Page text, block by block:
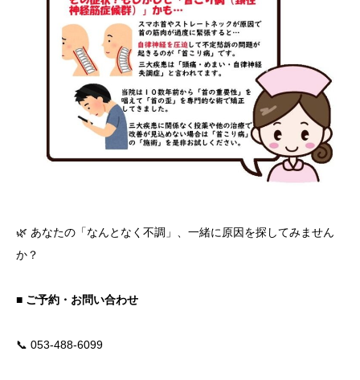
🌿 あなたの「なんとなく不調」、一緒に原因を探してみません
か？
■ ご予約・お問い合わせ
📞 053-488-6099